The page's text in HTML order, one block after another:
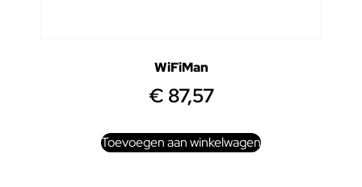
WiFiMan
€ 87,57
Toevoegen aan winkelwagen